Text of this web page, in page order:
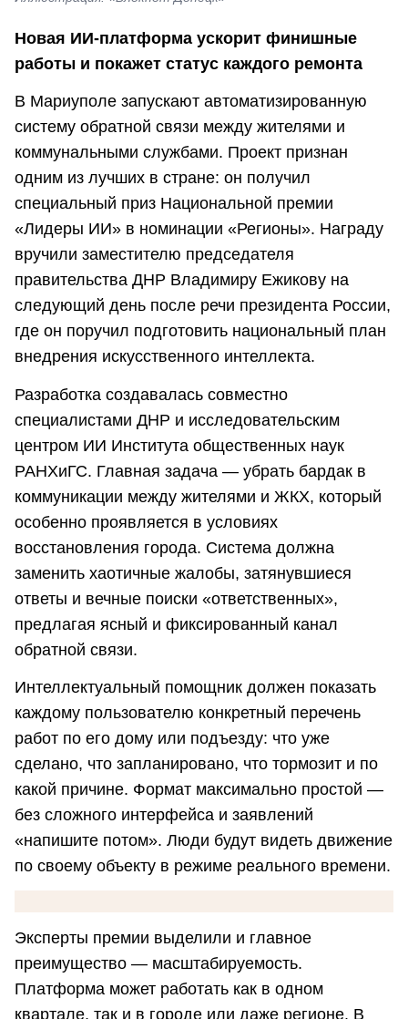
Новая ИИ-платформа ускорит финишные
работы и покажет статус каждого ремонта
В Мариуполе запускают автоматизированную
систему обратной связи между жителями и
коммунальными службами. Проект признан
одним из лучших в стране: он получил
специальный приз Национальной премии
«Лидеры ИИ» в номинации «Регионы». Награду
вручили заместителю председателя
правительства ДНР Владимиру Ежикову на
следующий день после речи президента России,
где он поручил подготовить национальный план
внедрения искусственного интеллекта.
Разработка создавалась совместно
специалистами ДНР и исследовательским
центром ИИ Института общественных наук
РАНХиГС. Главная задача — убрать бардак в
коммуникации между жителями и ЖКХ, который
особенно проявляется в условиях
восстановления города. Система должна
заменить хаотичные жалобы, затянувшиеся
ответы и вечные поиски «ответственных»,
предлагая ясный и фиксированный канал
обратной связи.
Интеллектуальный помощник должен показать
каждому пользователю конкретный перечень
работ по его дому или подъезду: что уже
сделано, что запланировано, что тормозит и по
какой причине. Формат максимально простой —
без сложного интерфейса и заявлений
«напишите потом». Люди будут видеть движение
по своему объекту в режиме реального времени.
Эксперты премии выделили и главное
преимущество — масштабируемость.
Платформа может работать как в одном
квартале, так и в городе или даже регионе. В